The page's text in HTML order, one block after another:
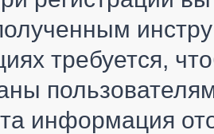
требуется,
информация